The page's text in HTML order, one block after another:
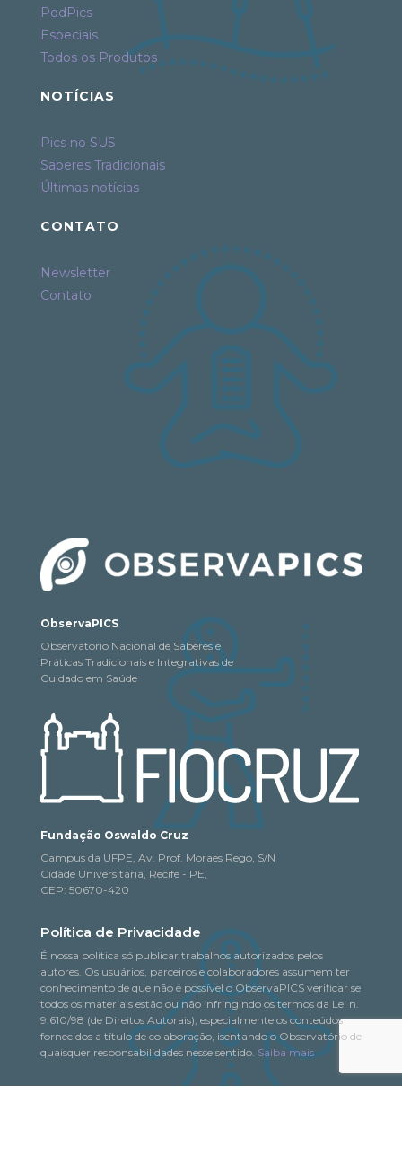
PodPics
Especiais
Todos os Produtos
NOTÍCIAS
Pics no SUS
Saberes Tradicionais
Últimas notícias
CONTATO
Newsletter
Contato
ObservaPICS
Observatório Nacional de Saberes e
Práticas Tradicionais e Integrativas de
Cuidado em Saúde
Fundação Oswaldo Cruz
Campus da UFPE, Av. Prof. Moraes Rego, S/N
Cidade Universitária, Recife - PE,
CEP: 50670-420
Política de Privacidade
É nossa política só publicar trabalhos autorizados pelos
autores. Os usuários, parceiros e colaboradores assumem ter
conhecimento de que não é possível o ObservaPICS verificar se
todos os materiais estão ou não infringindo os termos da Lei n.
9.610/98 (de Direitos Autorais), especialmente os conteúdos
fornecidos a título de colaboração, isentando o Observatório de
quaisquer responsabilidades nesse sentido. Saiba mais